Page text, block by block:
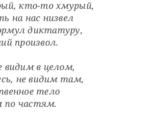
кто-то хмурый,
на нас низвел
диктатуру,
произвол.
видим в целом,
не видим там,
тело
частям.